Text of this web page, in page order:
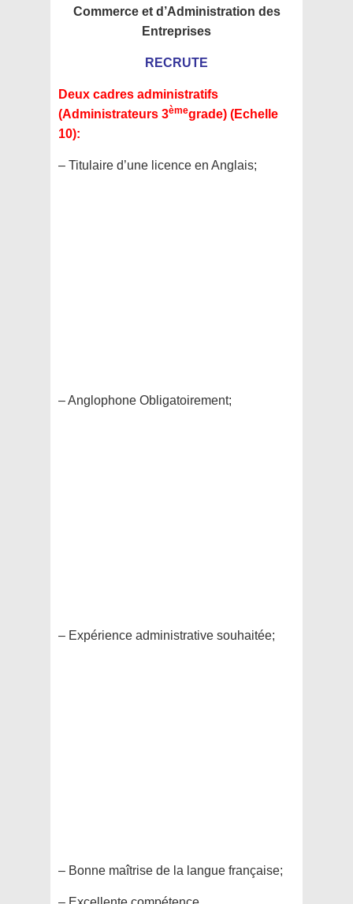
Commerce et d’Administration des
Entreprises
RECRUTE
Deux cadres administratifs
(Administrateurs 3èmegrade) (Echelle
10):
– Titulaire d’une licence en Anglais;
– Anglophone Obligatoirement;
– Expérience administrative souhaitée;
– Bonne maîtrise de la langue française;